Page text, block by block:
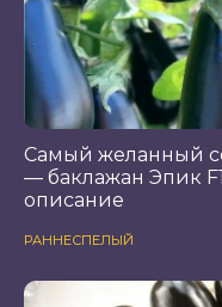
Самый желанный
— баклажан Эпик
описание
РАННЕСПЕЛЫЙ